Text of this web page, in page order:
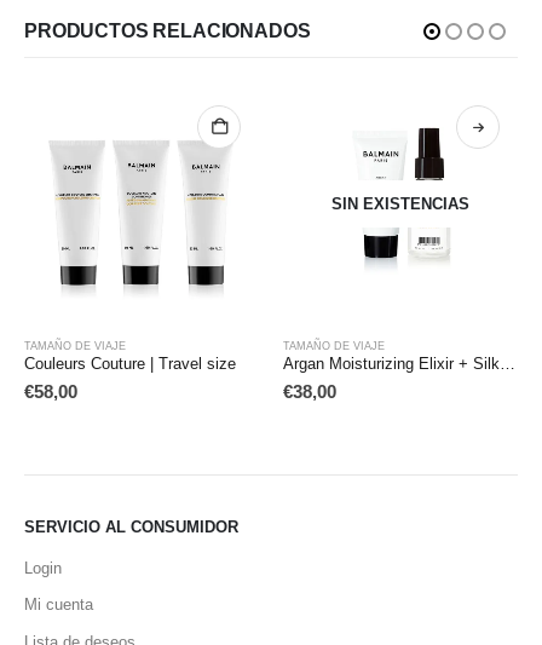
PRODUCTOS RELACIONADOS
TAMAÑO DE VIAJE
Couleurs Couture | Travel size
€58,00
SIN EXISTENCIAS
TAMAÑO DE VIAJE
Argan Moisturizing Elixir + Silk Perfume | Travel size
€38,00
SERVICIO AL CONSUMIDOR
Login
Mi cuenta